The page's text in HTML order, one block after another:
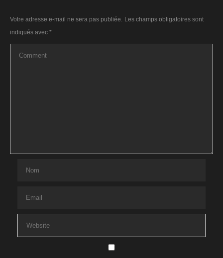
Votre adresse e-mail ne sera pas publiée. Les champs obligatoires sont
indiqués avec *